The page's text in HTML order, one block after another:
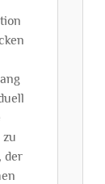
der